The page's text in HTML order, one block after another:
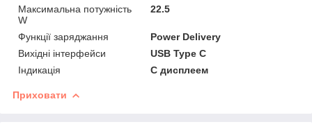
Максимальна потужність
W
22.5
Функції заряджання
Power Delivery
Вихідні інтерфейси
USB Type C
Індикація
С дисплеем
Приховати